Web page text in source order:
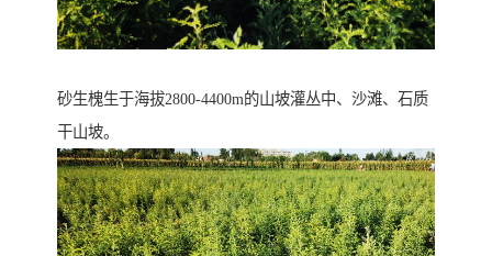
砂生槐生于海拔2800-4400m的山坡灌丛中、沙滩、石质
干山坡。